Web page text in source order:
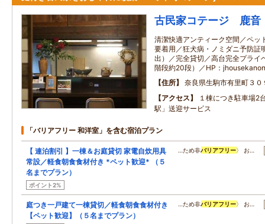
古民家コテージ 鹿
清潔快適アンティーク空間／ペッ
要着用／狂犬病・ノミダニ予防証
出）／完全貸切／高台完全プライ
階段約20段）／HP：
住所
奈良県生駒市有里町３０
アクセス
１棟につき駐車場2
駅」送迎サービス
「バリアフリー 和洋室」を含む宿泊プラン
【 連泊割引 】一棟＆お庭貸切 家電自炊用具
常設／軽食朝食食材付き *ペット歓迎* （５
名までプラン）
ポイント2%
…ため非バリアフリー〉 お…
庭つき一戸建て一棟貸切／軽食朝食食材付き
【ペット歓迎】（５名までプラン）
…ため非バリアフリー〉 お…